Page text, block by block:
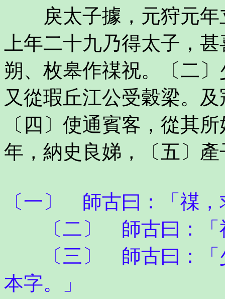
戾太子據，元狩元年
上年二十九乃得太子，
朔、枚皋作禖祝。〔二
又從瑕丘江公受穀梁。
〔四〕使通賓客，從其
年，納史良娣，〔五〕
〔一〕 師古曰：「禖
〔二〕 師古曰：「
〔三〕 師古曰：「少
本字。」